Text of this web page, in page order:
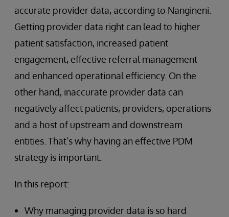
accurate provider data, according to Nangineni.
Getting provider data right can lead to higher
patient satisfaction, increased patient
engagement, effective referral management
and enhanced operational efficiency. On the
other hand, inaccurate provider data can
negatively affect patients, providers, operations
and a host of upstream and downstream
entities. That’s why having an effective PDM
strategy is important.
In this report:
Why managing provider data is so hard